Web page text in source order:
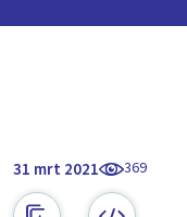
31 mrt 2021 369